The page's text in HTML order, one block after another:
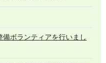
ボランティアを行いまし